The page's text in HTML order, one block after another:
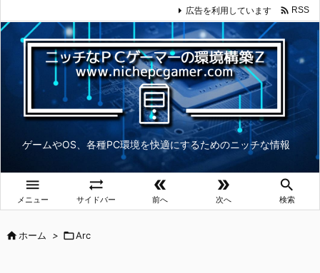
ゲームやOS、各種PC環境を快適にするためのニッチな情報

メニュー

サイドバー

前へ

次へ

検索
広告を利用しています  RSS
ホーム > Arc